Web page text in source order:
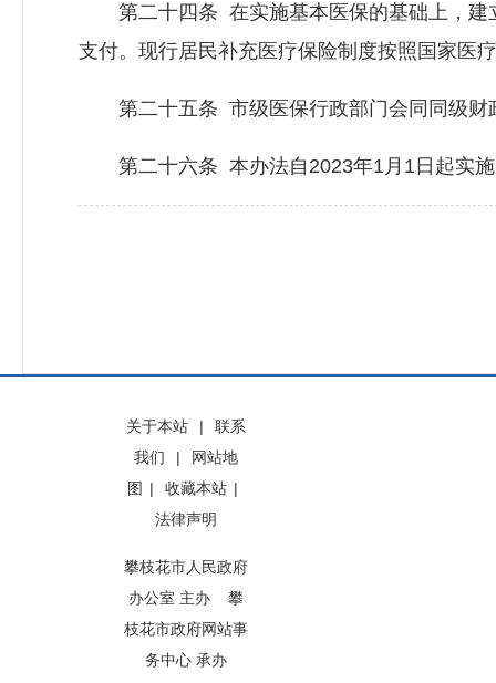
第二十四条 在实施基本医保的基础上，建
支付。现行居民补充医疗保险制度按照国家医
第二十五条 市级医保行政部门会同同级财
第二十六条 本办法自2023年1月1日起实施
关于本站 |
联系
我们
|
网站地
图 | 收藏本站 |
法律声明
攀枝花市人民政府
办公室 主办 攀
枝花市政府网站事
务中心 承办